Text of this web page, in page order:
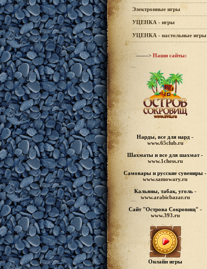
Электронные игры
УЦЕНКА - игры
УЦЕНКА - настольные игры
------> Наши сайты:
Нарды, все для нард -
www.65club.ru
Шахматы и все для шахмат -
www.1chess.ru
Самовары и русскиесувениры -
www.samowary.ru
Кальяны, табак, уголь -
www.arabicbazar.ru
Сайт "Острова Сокровищ" -
www.393.ru
Онлайн игры